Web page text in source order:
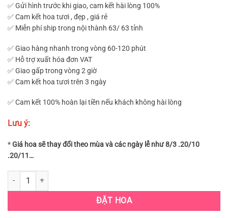
✅ Gửi hình trước khi giao, cam kết hài lòng 100%
✅ Cam kết hoa tươi , đẹp , giá rẻ
✅ Miễn phí ship trong nội thành 63/ 63 tỉnh
✅ Giao hàng nhanh trong vòng 60-120 phút
✅ Hỗ trợ xuất hóa đơn VAT
✅ Giao gấp trong vòng 2 giờ
✅ Cam kết hoa tươi trên 3 ngày
✅ Cam kết 100% hoàn lại tiền nếu khách không hài lòng
Lưu ý:
*Giá hoa sẽ thay đổi theo mùa và các ngày lễ như 8/3 .20/10
.20/11…
LẴNG HOA SINH NHẬT TÔNG HỒNG- HOA KHAI TRƯƠNG ĐẸP DĨ
ĐẶT HOA